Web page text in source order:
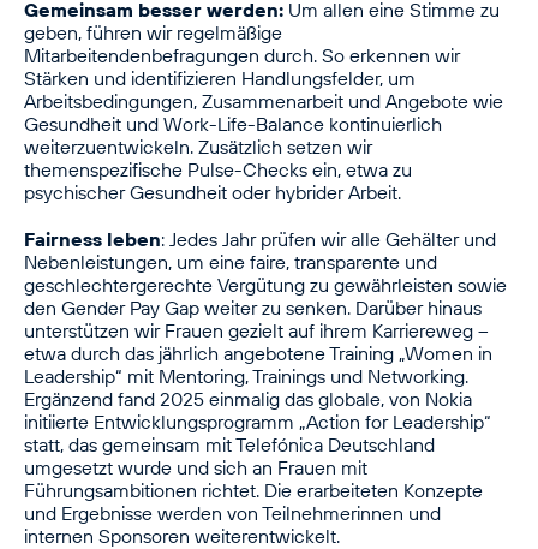
Gemeinsam besser werden: Um allen eine Stimme zu
geben, führen wir regelmäßige
Mitarbeitendenbefragungen durch. So erkennen wir
Stärken und identifizieren Handlungsfelder, um
Arbeitsbedingungen, Zusammenarbeit und Angebote wie
Gesundheit und Work-Life-Balance kontinuierlich
weiterzuentwickeln. Zusätzlich setzen wir
themenspezifische Pulse-Checks ein, etwa zu
psychischer Gesundheit oder hybrider Arbeit.
Fairness leben: Jedes Jahr prüfen wir alle Gehälter und
Nebenleistungen, um eine faire, transparente und
geschlechtergerechte Vergütung zu gewährleisten sowie
den Gender Pay Gap weiter zu senken. Darüber hinaus
unterstützen wir Frauen gezielt auf ihrem Karriereweg –
etwa durch das jährlich angebotene Training „Women in
Leadership“ mit Mentoring, Trainings und Networking.
Ergänzend fand 2025 einmalig das globale, von Nokia
initiierte Entwicklungsprogramm „Action for Leadership“
statt, das gemeinsam mit Telefónica Deutschland
umgesetzt wurde und sich an Frauen mit
Führungsambitionen richtet. Die erarbeiteten Konzepte
und Ergebnisse werden von Teilnehmerinnen und
internen Sponsoren weiterentwickelt.